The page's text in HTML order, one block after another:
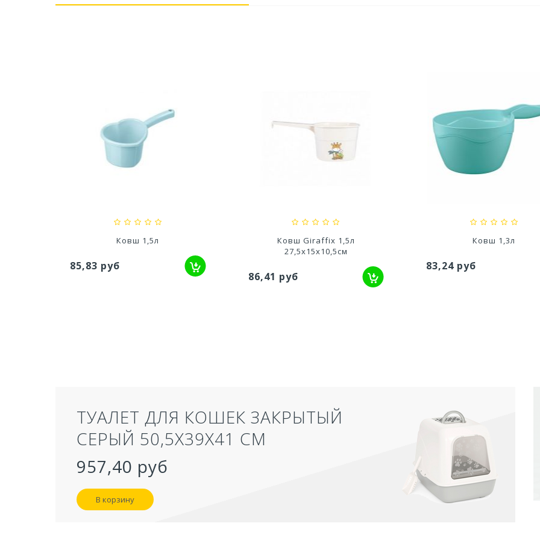
Ускоритель компоста 60гр
Средство для септического
резервуара и для...
Средство для выгребных
800мл
Ковш 1,5л
85,83 руб
Ковш Giraffix 1,5л
27,5х15х10,5см
86,41 руб
Ковш 1,3л
83,24 руб
ТУАЛЕТ ДЛЯ КОШЕК ЗАКРЫТЫЙ
СЕРЫЙ 50,5Х39Х41 СМ
957,40 руб
В корзину